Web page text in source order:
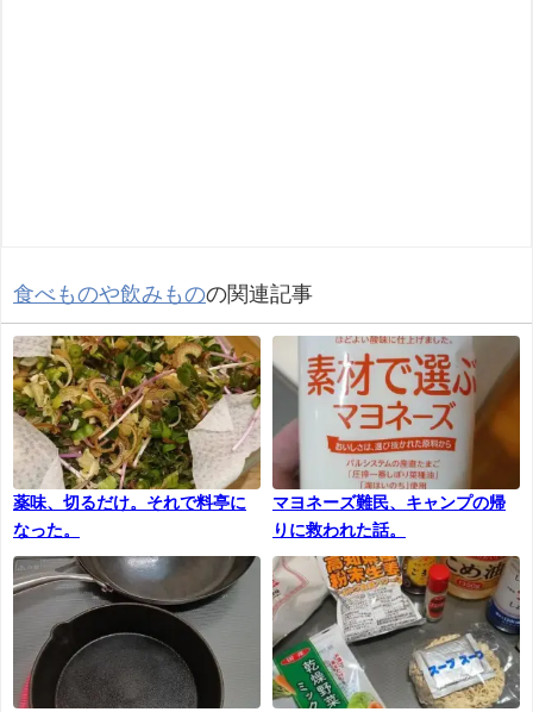
食べものや飲みものの関連記事
薬味、切るだけ。それで料亭に
なった。
マヨネーズ難民、キャンプの帰
りに救われた話。